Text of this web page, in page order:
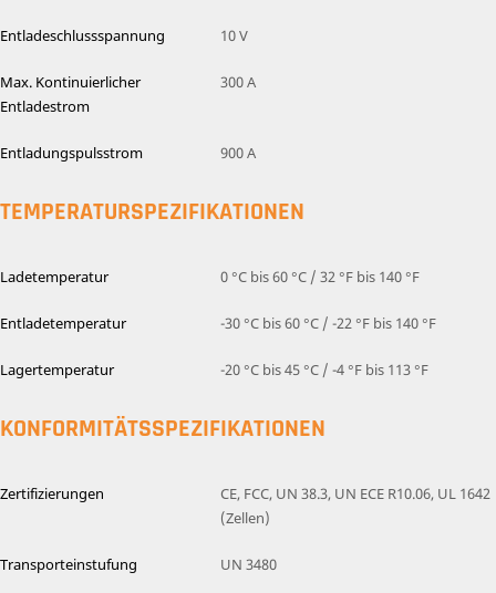
Entladeschlussspannung 10 V
Max. Kontinuierlicher
Entladestrom
300 A
Entladungspulsstrom 900 A
TEMPERATURSPEZIFIKATIONEN
Ladetemperatur 0 °C bis 60 °C / 32 °F bis 140 °F
Entladetemperatur -30 °C bis 60 °C / -22 °F bis 140 °F
Lagertemperatur -20 °C bis 45 °C / -4 °F bis 113 °F
KONFORMITÄTSSPEZIFIKATIONEN
Zertifizierungen
CE, FCC, UN 38.3, UN ECE R10.06, UL 1642
(Zellen)
Transporteinstufung UN 3480